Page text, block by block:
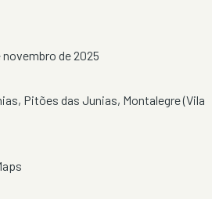
novembro de 2025
, Pitões das Junias, Montalegre(Vila